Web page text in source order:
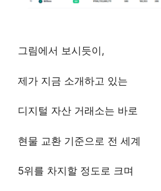
그림에서 보시듯이,
제가 지금 소개하고 있는
디지털 자산 거래소는 바로
현물 교환 기준으로 전 세계
5위를 차지할 정도로 크며